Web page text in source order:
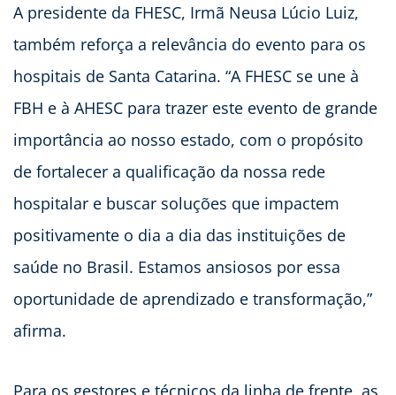
A presidente da FHESC, Irmã Neusa Lúcio Luiz,
também reforça a relevância do evento para os
hospitais de Santa Catarina. “A FHESC se une à
FBH e à AHESC para trazer este evento de grande
importância ao nosso estado, com o propósito
de fortalecer a qualificação da nossa rede
hospitalar e buscar soluções que impactem
positivamente o dia a dia das instituições de
saúde no Brasil. Estamos ansiosos por essa
oportunidade de aprendizado e transformação,”
afirma.
Para os gestores e técnicos da linha de frente, as